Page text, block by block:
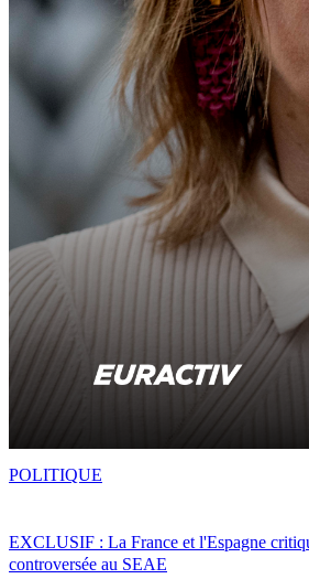
EXCLUSIF : La France et l'Espagne
controversée au SEAE
POLITIQUE